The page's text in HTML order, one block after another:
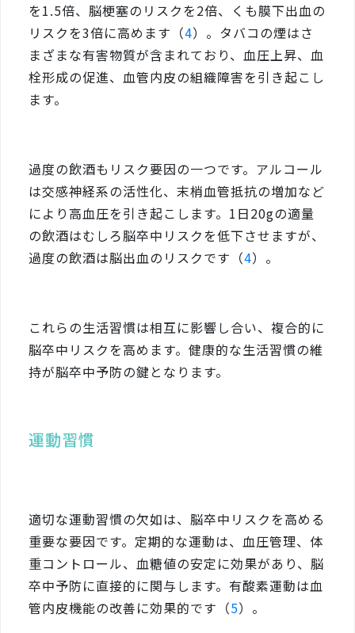
を1.5倍、脳梗塞のリスクを2倍、くも膜下出血の
リスクを3倍に高めます（4）。タバコの煙はさ
まざまな有害物質が含まれており、血圧上昇、血
栓形成の促進、血管内皮の組織障害を引き起こし
ます。
過度の飲酒もリスク要因の一つです。アルコール
は交感神経系の活性化、末梢血管抵抗の増加など
により高血圧を引き起こします。1日20gの適量
の飲酒はむしろ脳卒中リスクを低下させますが、
過度の飲酒は脳出血のリスクです（4）。
これらの生活習慣は相互に影響し合い、複合的に
脳卒中リスクを高めます。健康的な生活習慣の維
持が脳卒中予防の鍵となります。
運動習慣
適切な運動習慣の欠如は、脳卒中リスクを高める
重要な要因です。定期的な運動は、血圧管理、体
重コントロール、血糖値の安定に効果があり、脳
卒中予防に直接的に関与します。有酸素運動は血
管内皮機能の改善に効果的です（5）。